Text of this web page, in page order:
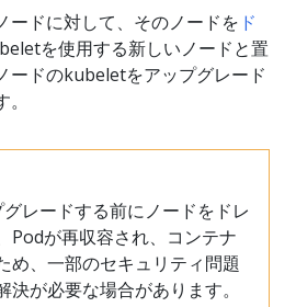
ードに対して、そのノードを ド
を使用する新しいノードと置
ードのkubeletをアップグレード
レードする前にノードをドレ
Podが再収容され、コンテナ
め、一部のセキュリティ問題
決が必要な場合があります。